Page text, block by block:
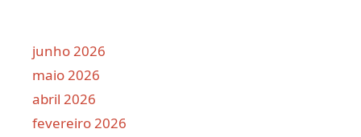
junho 2026
maio 2026
abril 2026
fevereiro 2026